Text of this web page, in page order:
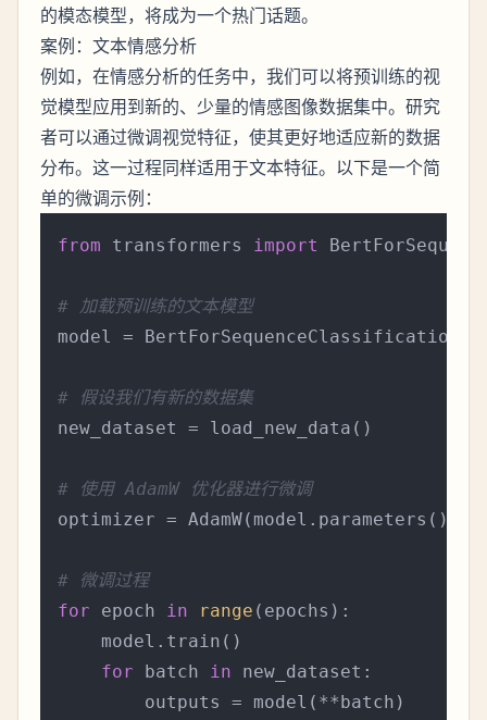
的模态模型，将成为一个热门话题。
案例：文本情感分析
例如，在情感分析的任务中，我们可以将预训练的视
觉模型应用到新的、少量的情感图像数据集中。研究
者可以通过微调视觉特征，使其更好地适应新的数据
分布。这一过程同样适用于文本特征。以下是一个简
单的微调示例：
from transformers import
# 加载预训练的文本模型
model =
# 假设我们有新的数据集
new_dataset = load_new_data()
# 使用 AdamW 优化器进行微调
optimizer = AdamW(model.parameters(),
# 微调过程
for epoch in range (epochs):
    model.train()
for batch in new_dataset:
        outputs = model(**batch)